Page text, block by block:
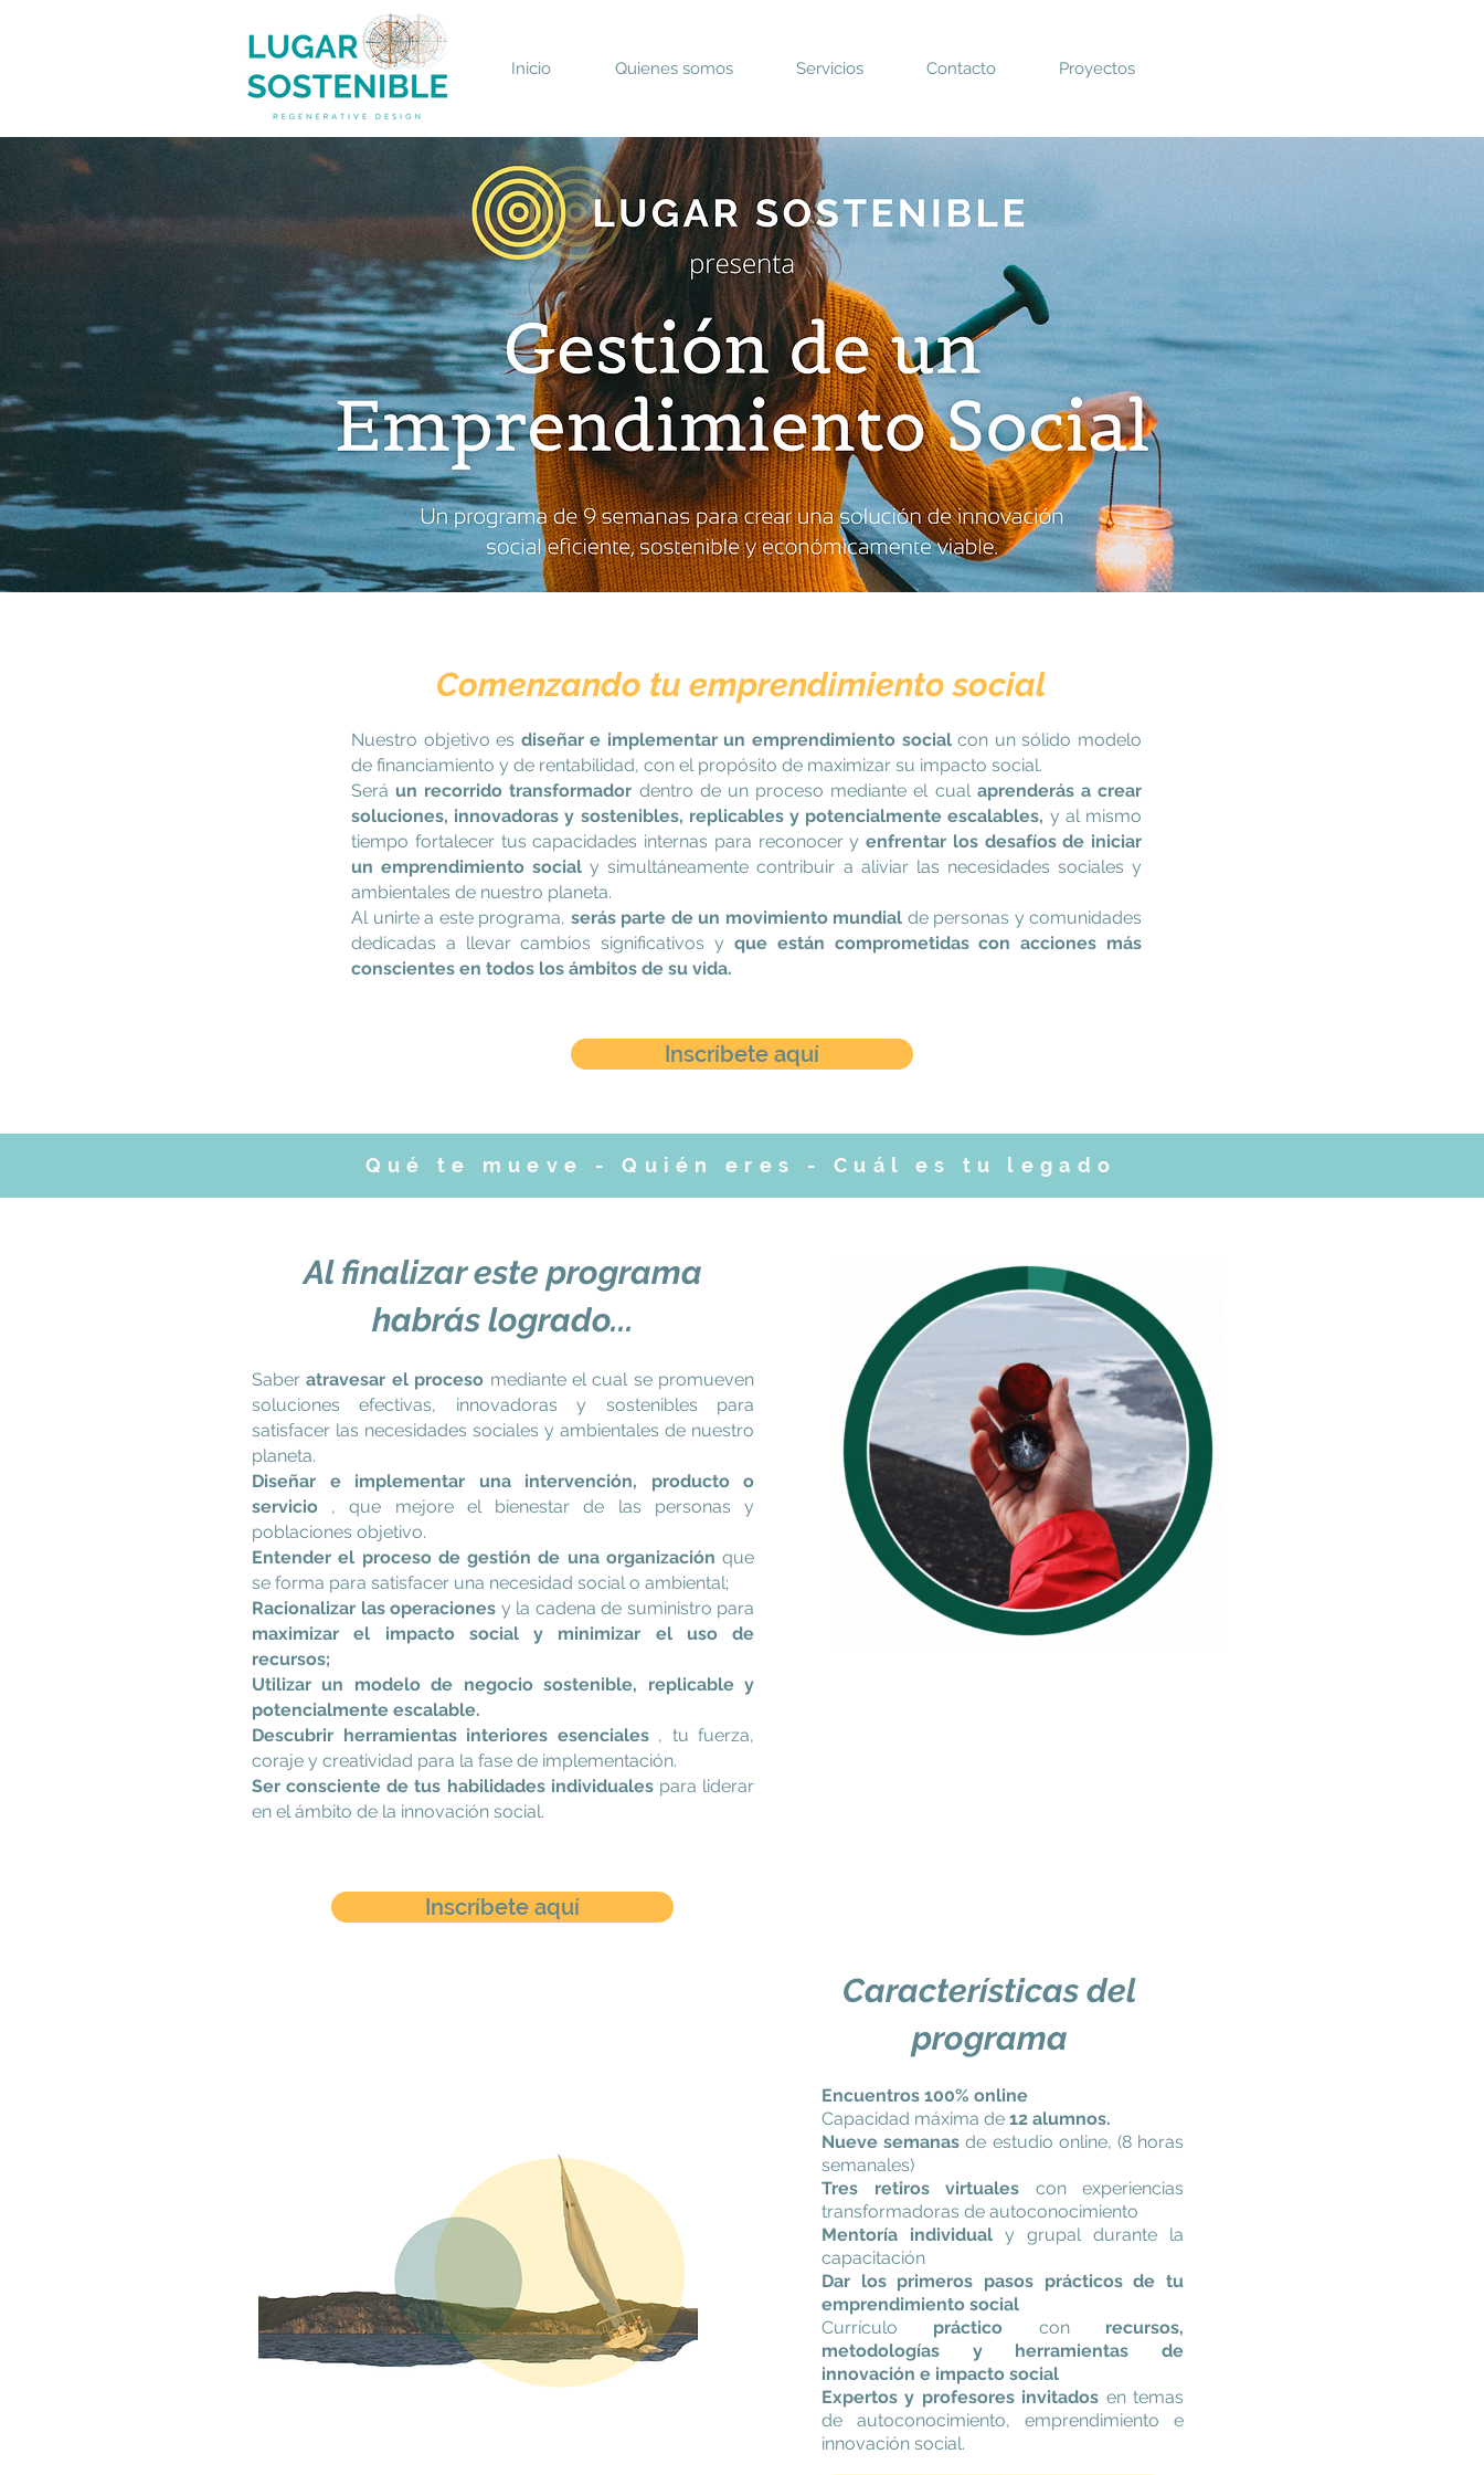
Inicio Quienes somos Servicios Contacto Proyectos
Comenzando tu emprendimiento social
Nuestro objetivo es diseñar e implementar un emprendimiento socialcon un sólido modelo
de financiamiento y de rentabilidad, con el propósito de maximizar su impacto social.
Será un recorrido transformador dentro de un proceso mediante el cual aprenderás a crear
soluciones, innovadoras y sostenibles, replicables y potencialmente escalables, y al mismo
tiempo fortalecer tus capacidades internas para reconocer y enfrentar los desafíos de iniciar
un emprendimiento social y simultáneamente contribuir a aliviar las necesidades sociales y
ambientales de nuestro planeta.
Al unirte a este programa, serás parte de un movimiento mundial de personas y comunidades
dedicadas a llevar cambios significativos y que están comprometidas con acciones más
conscientes en todos los ámbitos de su vida.
Inscríbete aquí
Qué te mueve - Quién eres - Cuál es tu legado
Al finalizar este programa
habrás logrado...
Saberatravesar el proceso mediante el cual se promueven
soluciones efectivas, innovadoras y sostenibles para
satisfacer las necesidades sociales y ambientales de nuestro
planeta.
Diseñar e implementar una intervención, producto o
servicio , que mejore el bienestar de las personas y
poblaciones objetivo.
Entender el proceso de gestión de una organización que
se forma para satisfacer una necesidad social o ambiental;
Racionalizar las operaciones y la cadena de suministro para
maximizar el impacto social y minimizar el uso de
recursos;
Utilizar un modelo de negocio sostenible, replicable y
potencialmente escalable.
Descubrir herramientas interiores esenciales, tu fuerza,
coraje y creatividad para la fase de implementación.
Ser consciente de tus habilidades individualespara liderar
en el ámbito de la innovación social.
Inscríbete aquí
Características del
programa
Encuentros 100% online
Capacidad máxima de 12 alumnos.
Nueve semanas de estudio online, (8 horas
semanales)
Tres retiros virtuales con experiencias
transformadoras de autoconocimiento
Mentoría individual y grupal durante la
capacitación
Dar los primeros pasos prácticos de tu
emprendimiento social
Currículo práctico con recursos,
metodologías y herramientas de
innovación e impacto social
Expertos y profesores invitados en temas
de autoconocimiento, emprendimiento e
innovación social.